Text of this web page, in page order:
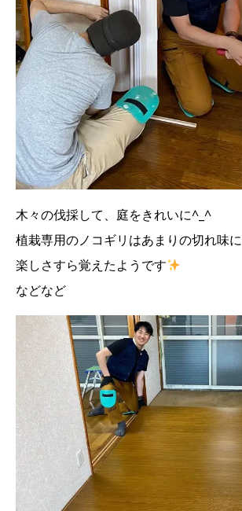
木々の伐採して、庭をきれいに^_^
植栽専用のノコギリはあまりの切れ味に
楽しさすら覚えたようです
などなど